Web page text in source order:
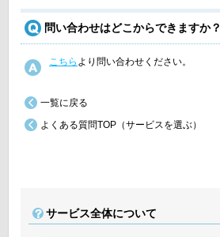
問い合わせはどこからできますか？
こちら より問い合わせください。
一覧に戻る
よくある質問TOP（サービスを選ぶ）
サービス全体について